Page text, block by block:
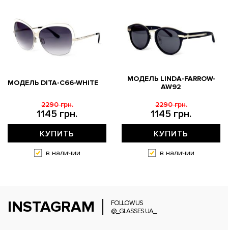
МОДЕЛЬ DITA-C66-WHITE
1145 грн.
2290 грн.
КУПИТЬ
в наличии
МОДЕЛЬ LINDA-FARROW-
AW92
1145 грн.
2290 грн.
КУПИТЬ
в наличии
INSTAGRAM
FOLLOW US
@_GLASSES.UA_